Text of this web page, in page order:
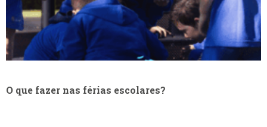
O que fazer nas férias escolares?